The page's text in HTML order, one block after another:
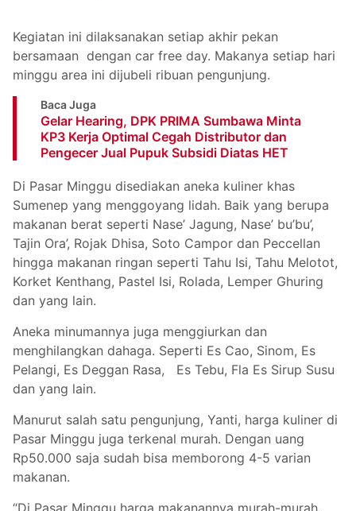
Kegiatan ini dilaksanakan setiap akhir pekan
bersamaan dengan car free day. Makanya setiap hari
minggu area ini dijubeli ribuan pengunjung.
Baca Juga
Gelar Hearing, DPK PRIMA Sumbawa Minta
KP3 Kerja Optimal Cegah Distributor dan
Pengecer Jual Pupuk Subsidi Diatas HET
Di Pasar Minggu disediakan aneka kuliner khas
Sumenep yang menggoyang lidah. Baik yang berupa
makanan berat seperti Nase’ Jagung, Nase’ bu’bu’,
Tajin Ora’, Rojak Dhisa, Soto Campor dan Peccellan
hingga makanan ringan seperti Tahu Isi, Tahu Melotot,
Korket Kenthang, Pastel Isi, Rolada, Lemper Ghuring
dan yang lain.
Aneka minumannya juga menggiurkan dan
menghilangkan dahaga. Seperti Es Cao, Sinom, Es
Pelangi, Es Deggan Rasa, Es Tebu, Fla Es Sirup Susu
dan yang lain.
Manurut salah satu pengunjung, Yanti, harga kuliner di
Pasar Minggu juga terkenal murah. Dengan uang
Rp50.000 saja sudah bisa memborong 4-5 varian
makanan.
“Di Pasar Minggu harga makanannya murah-murah.